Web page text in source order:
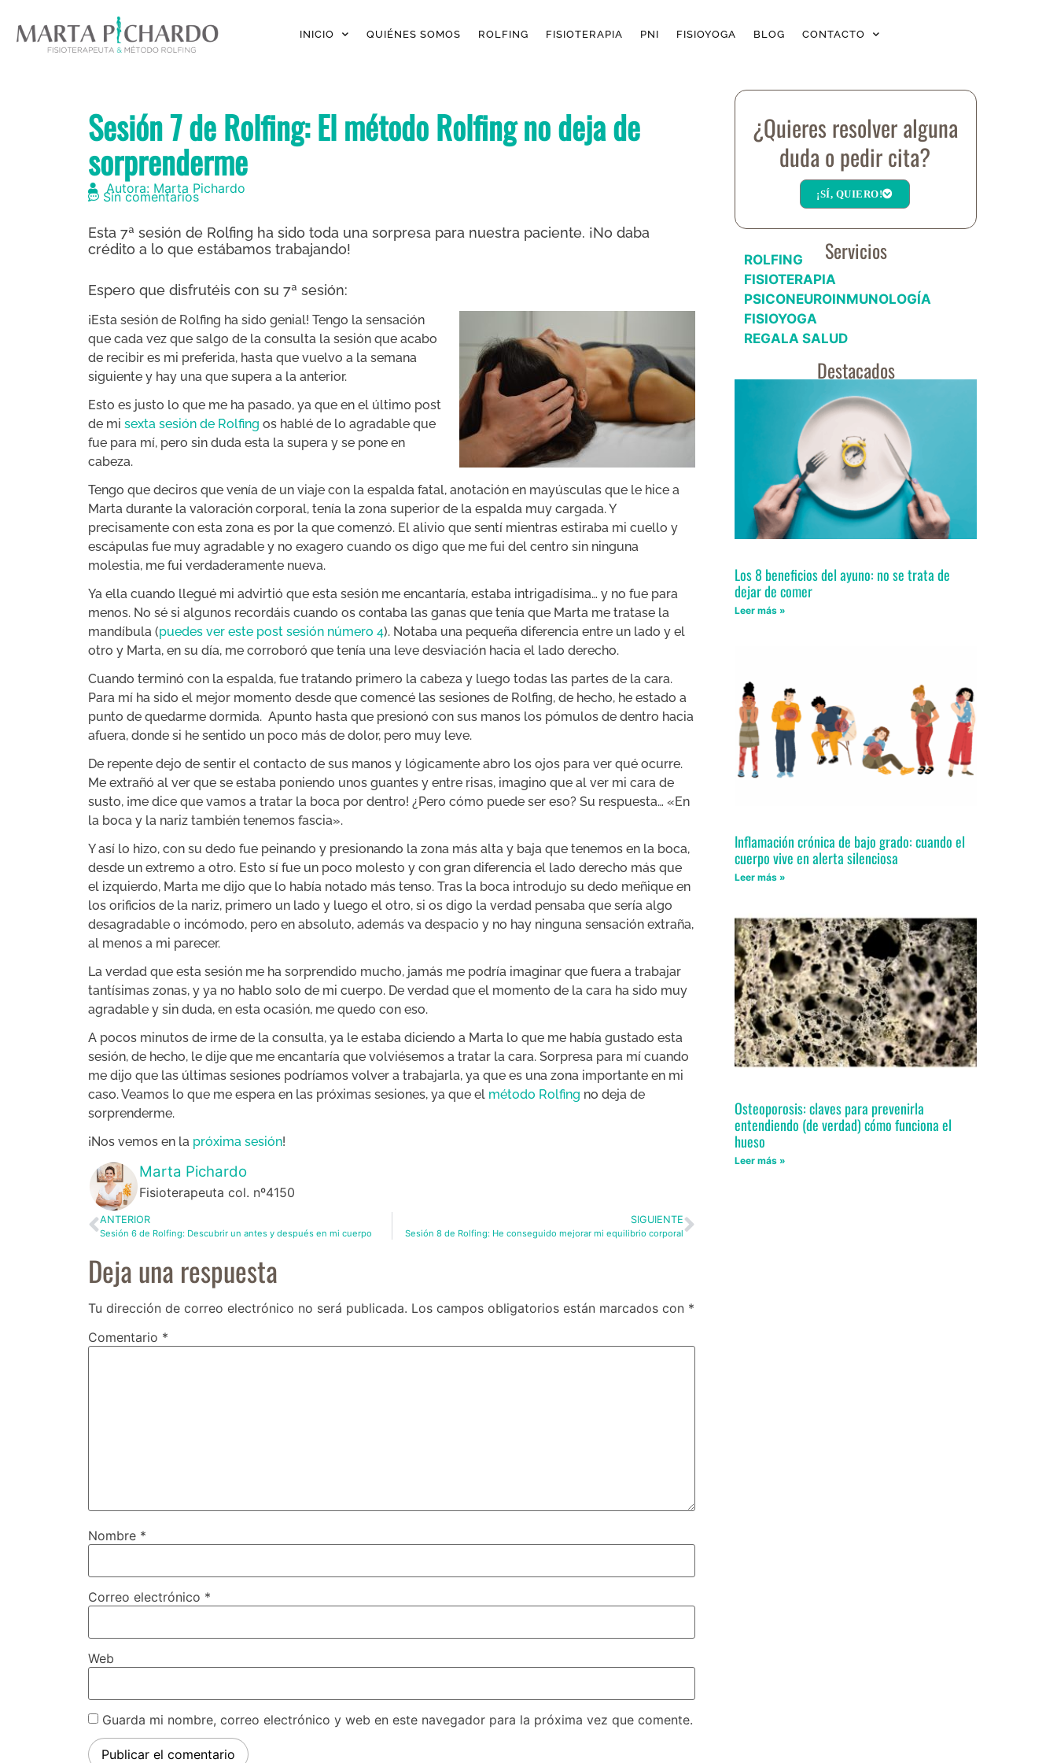
INICIO QUIÉNES SOMOS ROLFING FISIOTERAPIA PNI FISIOYOGA BLOG CONTACTO
Sesión 7 de Rolfing: El método Rolfing no deja de
sorprenderme
Autora: Marta Pichardo
Sin comentarios
Esta 7ª sesión de Rolfing ha sido toda una sorpresa para nuestra paciente. ¡No daba
crédito a lo que estábamos trabajando!
Espero que disfrutéis con su 7ª sesión:
¡Esta sesión de Rolfing ha sido genial! Tengo la sensación
que cada vez que salgo de la consulta la sesión que acabo
de recibir es mi preferida, hasta que vuelvo a la semana
siguiente y hay una que supera a la anterior.
Esto es justo lo que me ha pasado, ya que en el último post
de mi sexta sesión de Rolfing os hablé de lo agradable que
fue para mí, pero sin duda esta la supera y se pone en
cabeza.
Tengo que deciros que venía de un viaje con la espalda fatal, anotación en mayúsculas que le hice a
Marta durante la valoración corporal, tenía la zona superior de la espalda muy cargada. Y
precisamente con esta zona es por la que comenzó. El alivio que sentí mientras estiraba mi cuello y
escápulas fue muy agradable y no exagero cuando os digo que me fui del centro sin ninguna
molestia, me fui verdaderamente nueva.
Ya ella cuando llegué mi advirtió que esta sesión me encantaría, estaba intrigadísima… y no fue para
menos. No sé si algunos recordáis cuando os contaba las ganas que tenía que Marta me tratase la
mandíbula (puedes ver este post sesión número 4). Notaba una pequeña diferencia entre un lado y el
otro y Marta, en su día, me corroboró que tenía una leve desviación hacia el lado derecho.
Cuando terminó con la espalda, fue tratando primero la cabeza y luego todas las partes de la cara.
Para mí ha sido el mejor momento desde que comencé las sesiones de Rolfing, de hecho, he estado a
punto de quedarme dormida. Apunto hasta que presionó con sus manos los pómulos de dentro hacia
afuera, donde si he sentido un poco más de dolor, pero muy leve.
De repente dejo de sentir el contacto de sus manos y lógicamente abro los ojos para ver qué ocurre.
Me extrañó al ver que se estaba poniendo unos guantes y entre risas, imagino que al ver mi cara de
susto, ¡me dice que vamos a tratar la boca por dentro! ¿Pero cómo puede ser eso? Su respuesta… «En
la boca y la nariz también tenemos fascia».
Y así lo hizo, con su dedo fue peinando y presionando la zona más alta y baja que tenemos en la boca,
desde un extremo a otro. Esto sí fue un poco molesto y con gran diferencia el lado derecho más que
el izquierdo, Marta me dijo que lo había notado más tenso. Tras la boca introdujo su dedo meñique en
los orificios de la nariz, primero un lado y luego el otro, si os digo la verdad pensaba que sería algo
desagradable o incómodo, pero en absoluto, además va despacio y no hay ninguna sensación extraña,
al menos a mi parecer.
La verdad que esta sesión me ha sorprendido mucho, jamás me podría imaginar que fuera a trabajar
tantísimas zonas, y ya no hablo solo de mi cuerpo. De verdad que el momento de la cara ha sido muy
agradable y sin duda, en esta ocasión, me quedo con eso.
A pocos minutos de irme de la consulta, ya le estaba diciendo a Marta lo que me había gustado esta
sesión, de hecho, le dije que me encantaría que volviésemos a tratar la cara. Sorpresa para mí cuando
me dijo que las últimas sesiones podríamos volver a trabajarla, ya que es una zona importante en mi
caso. Veamos lo que me espera en las próximas sesiones, ya que el método Rolfing no deja de
sorprenderme.
¡Nos vemos en la próxima sesión!
Marta Pichardo
Fisioterapeuta col. nº4150
ANTERIOR
Sesión 6 de Rolfing: Descubrir un antes y después en mi cuerpo
SIGUIENTE
Sesión 8 de Rolfing: He conseguido mejorar mi equilibrio corporal
Deja una respuesta
Tu dirección de correo electrónico no será publicada. Los campos obligatorios están marcados con *
Comentario *
Nombre *
Correo electrónico *
Web
Guarda mi nombre, correo electrónico y web en este navegador para la próxima vez que comente.
¿Quieres resolver alguna
duda o pedir cita?
¡SÍ, QUIERO!
Servicios
ROLFING
FISIOTERAPIA
PSICONEUROINMUNOLOGÍA
FISIOYOGA
REGALA SALUD
Destacados
Los 8 beneficios del ayuno: no se trata de
dejar de comer
Leer más »
Inflamación crónica de bajo grado: cuando el
cuerpo vive en alerta silenciosa
Leer más »
Osteoporosis: claves para prevenirla
entendiendo (de verdad) cómo funciona el
hueso
Leer más »